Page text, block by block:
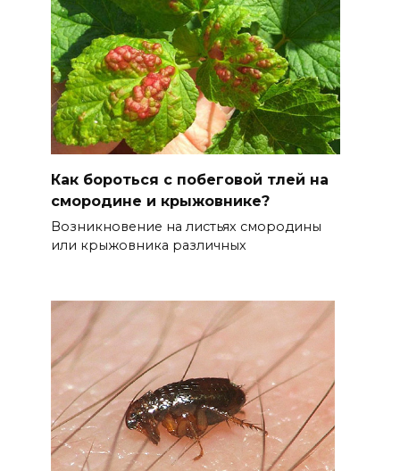
Как бороться с побеговой тлей на
смородине и крыжовнике?
Возникновение на листьях смородины
или крыжовника различных